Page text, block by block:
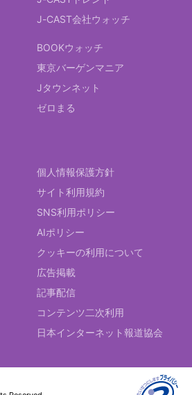
J-CAST会社ウォッチ
BOOKウォッチ
東京バーゲンマニア
Jタウンネット
ゼロまる
個人情報保護方針
サイト利用規約
SNS利用ポリシー
AIポリシー
クッキーの利用について
広告掲載
記事配信
コンテンツ二次利用
日本インターネット報道協会